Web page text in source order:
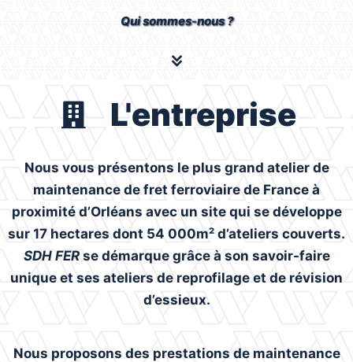
Qui sommes-nous ?
L'entreprise
Nous vous présentons le plus grand atelier de
maintenance de fret ferroviaire de France à
proximité d’Orléans avec un site qui se développe
sur 17 hectares dont 54 000m² d’ateliers couverts.
SDH FERse démarque grâce à son savoir-faire
unique et ses ateliers de reprofilage et de révision
d’essieux.
Nous proposons des prestations de maintenance